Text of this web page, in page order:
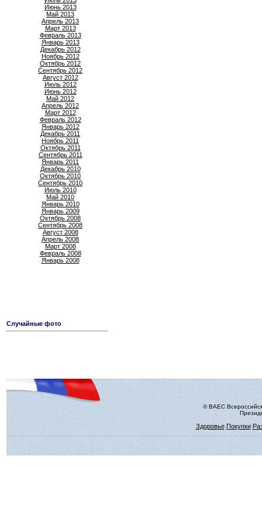
Июнь 2013
Май 2013
Апрель 2013
Март 2013
Февраль 2013
Январь 2013
Декабрь 2012
Ноябрь 2012
Октябрь 2012
Сентябрь 2012
Август 2012
Июль 2012
Июнь 2012
Май 2012
Апрель 2012
Март 2012
Февраль 2012
Январь 2012
Декабрь 2011
Ноябрь 2011
Октябрь 2011
Сентябрь 2011
Январь 2011
Декабрь 2010
Октябрь 2010
Сентябрь 2010
Июль 2010
Май 2010
Январь 2010
Январь 2009
Октябрь 2008
Сентябрь 2008
Август 2008
Апрель 2008
Март 2008
Февраль 2008
Январь 2008
Случайные фото
© ВАЕС
Здоровье Покупки